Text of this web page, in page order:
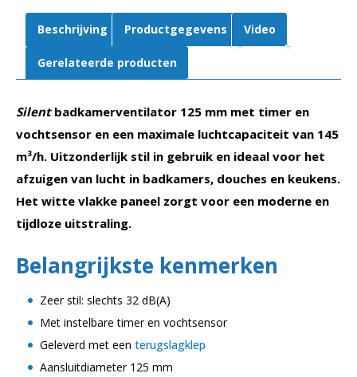
m³/h
mat
wit
aantal
Beschrijving Productgegevens Video
Gerelateerde producten
Silentbadkamerventilator 125 mm met timer en
vochtsensor en een maximale luchtcapaciteit van 145
m³/h. Uitzonderlijk stil in gebruik en ideaal voor het
afzuigen van lucht in badkamers, douches en keukens.
Het witte vlakke paneel zorgt voor een moderne en
tijdloze uitstraling.
Belangrijkste kenmerken
Zeer stil: slechts 32 dB(A)
Met instelbare timer en vochtsensor
Geleverd met een terugslagklep
Aansluitdiameter 125 mm